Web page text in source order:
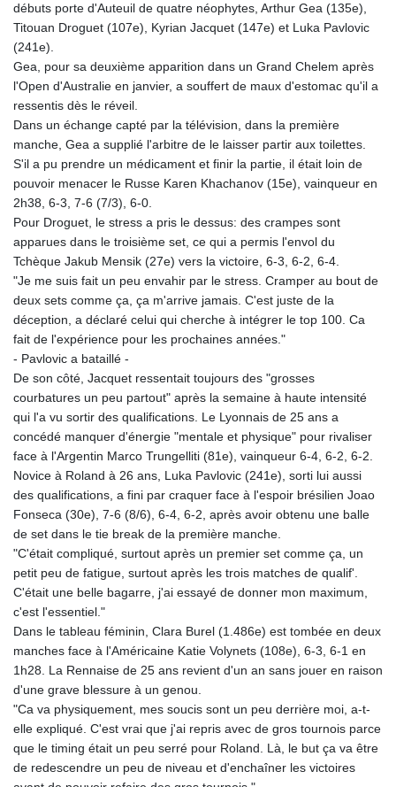
débuts porte d'Auteuil de quatre néophytes, Arthur Gea (135e),
Titouan Droguet (107e), Kyrian Jacquet (147e) et Luka Pavlovic
(241e).
Gea, pour sa deuxième apparition dans un Grand Chelem après
l'Open d'Australie en janvier, a souffert de maux d'estomac qu'il a
ressentis dès le réveil.
Dans un échange capté par la télévision, dans la première
manche, Gea a supplié l'arbitre de le laisser partir aux toilettes.
S'il a pu prendre un médicament et finir la partie, il était loin de
pouvoir menacer le Russe Karen Khachanov (15e), vainqueur en
2h38, 6-3, 7-6 (7/3), 6-0.
Pour Droguet, le stress a pris le dessus: des crampes sont
apparues dans le troisième set, ce qui a permis l'envol du
Tchèque Jakub Mensik (27e) vers la victoire, 6-3, 6-2, 6-4.
"Je me suis fait un peu envahir par le stress. Cramper au bout de
deux sets comme ça, ça m'arrive jamais. C'est juste de la
déception, a déclaré celui qui cherche à intégrer le top 100. Ca
fait de l'expérience pour les prochaines années."
- Pavlovic a bataillé -
De son côté, Jacquet ressentait toujours des "grosses
courbatures un peu partout" après la semaine à haute intensité
qui l'a vu sortir des qualifications. Le Lyonnais de 25 ans a
concédé manquer d'énergie "mentale et physique" pour rivaliser
face à l'Argentin Marco Trungelliti (81e), vainqueur 6-4, 6-2, 6-2.
Novice à Roland à 26 ans, Luka Pavlovic (241e), sorti lui aussi
des qualifications, a fini par craquer face à l'espoir brésilien Joao
Fonseca (30e), 7-6 (8/6), 6-4, 6-2, après avoir obtenu une balle
de set dans le tie break de la première manche.
"C'était compliqué, surtout après un premier set comme ça, un
petit peu de fatigue, surtout après les trois matches de qualif'.
C'était une belle bagarre, j'ai essayé de donner mon maximum,
c'est l'essentiel."
Dans le tableau féminin, Clara Burel (1.486e) est tombée en deux
manches face à l'Américaine Katie Volynets (108e), 6-3, 6-1 en
1h28. La Rennaise de 25 ans revient d'un an sans jouer en raison
d'une grave blessure à un genou.
"Ca va physiquement, mes soucis sont un peu derrière moi, a-t-
elle expliqué. C'est vrai que j'ai repris avec de gros tournois parce
que le timing était un peu serré pour Roland. Là, le but ça va être
de redescendre un peu de niveau et d'enchaîner les victoires